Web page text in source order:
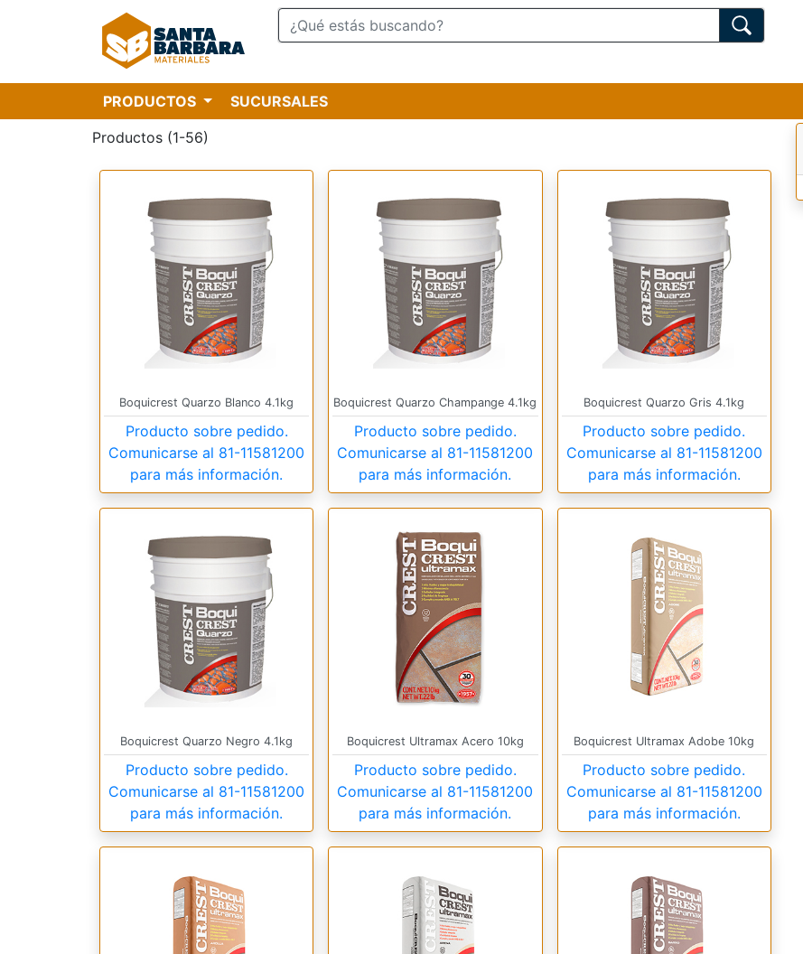
PRODUCTOS
SUCURSALES
Productos (1-56)
Boquicrest Quarzo Blanco 4.1kg
Producto sobre pedido.
Comunicarse al 81-11581200
para más información.
Boquicrest Quarzo Champange 4.1kg
Producto sobre pedido.
Comunicarse al 81-11581200
para más información.
Boquicrest Quarzo Gris 4.1kg
Producto sobre pedido.
Comunicarse al 81-11581200
para más información.
Boquicrest Quarzo Negro 4.1kg
Producto sobre pedido.
Comunicarse al 81-11581200
para más información.
Boquicrest Ultramax Acero 10kg
Producto sobre pedido.
Comunicarse al 81-11581200
para más información.
Boquicrest Ultramax Adobe 10kg
Producto sobre pedido.
Comunicarse al 81-11581200
para más información.